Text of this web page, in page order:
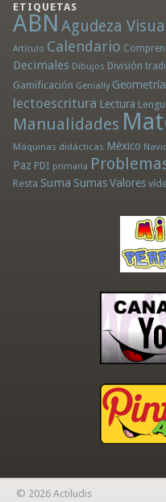
ETIQUETAS
ABN Agudeza Visual
Artículo Calendario
Decimales Dibujos División
Gamificación Genially Geometría
lectoescritura Lectura
Manualidades
Máquinas didácticas México
Paz PDI primaria
Resta Suma Sumas Valores
© 2026 Actiludis